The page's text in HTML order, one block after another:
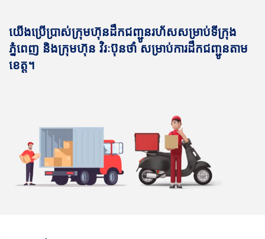
យើងប្រើប្រាស់ក្រុមហ៊ុនដឹកជញ្ជូនរហ័សសម្រាប់ទីក្រុង
ភ្នំពេញ និងក្រុមហ៊ុន វិរៈប៊ុនថាំ សម្រាប់ការដឹកជញ្ជូនតាម
ខេត្ត។